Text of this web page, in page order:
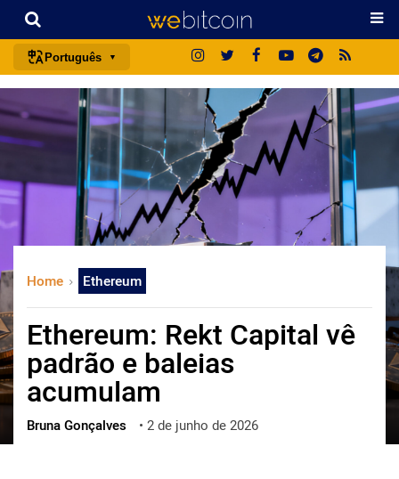
Português
português (BR)
english
français
italiano
deutsch
中文
한국어
العربية
ไทย
ქართული
Home Ethereum
Ethereum: Rekt Capital vê
padrão e baleias
acumulam
Bruna Gonçalves • 2 de junho de 2026